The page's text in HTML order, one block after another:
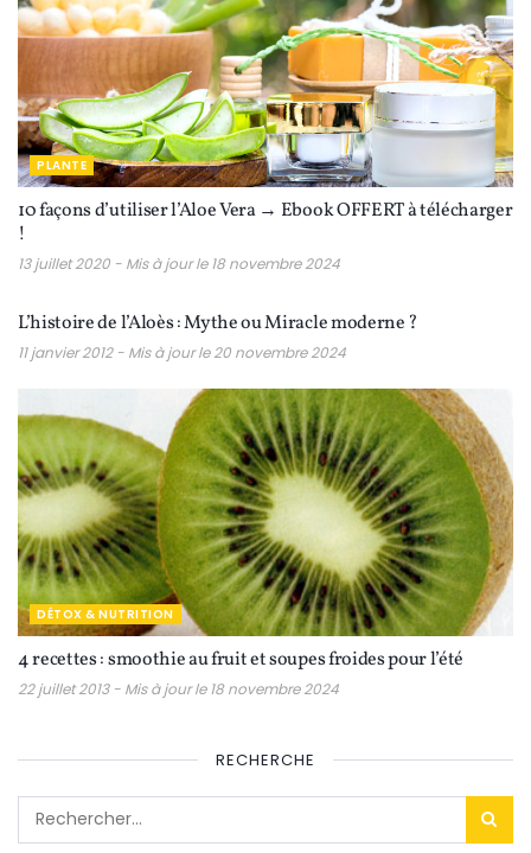
PLANTE
10 façons d’utiliser l’Aloe Vera → Ebook OFFERT à télécharger
!
13 juillet 2020 - Mis à jour le 18 novembre 2024
L’histoire de l’Aloès : Mythe ou Miracle moderne ?
11 janvier 2012 - Mis à jour le 20 novembre 2024
DÉTOX & NUTRITION
4 recettes : smoothie au fruit et soupes froides pour l’été
22 juillet 2013 - Mis à jour le 18 novembre 2024
RECHERCHE